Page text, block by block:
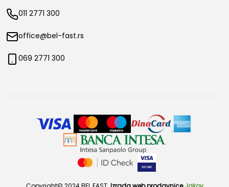
011 2771 300
office@bel-fast.rs
069 2771 300